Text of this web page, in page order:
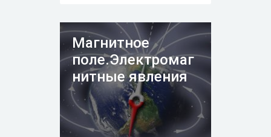
Магнитное
поле.Электромаг
нитные явления